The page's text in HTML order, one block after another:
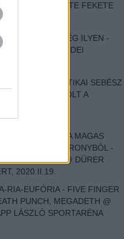
A VÍRUS SZÜLTE FEKETE
FESZTIVÁL
NEM VOLT MÉG ILYEN -
AZ IDEI
HALLÁSPLASZTIKAI SEBÉSZ
- ILYEN VOLT A
FÉRFIBÁNAT A MAGAS
-
KLONE @ DÜRER
2020.II.19.
RIA-EUFÓRIA - FIVE FINGER
PUNCH, MEGADETH @
LÁSZLÓ SPORTARÉNA